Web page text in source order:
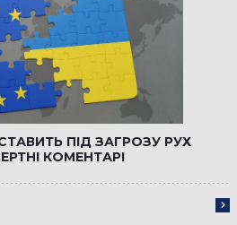
ПІД ЗАГРОЗУ РУХ
КОМЕНТАРІ